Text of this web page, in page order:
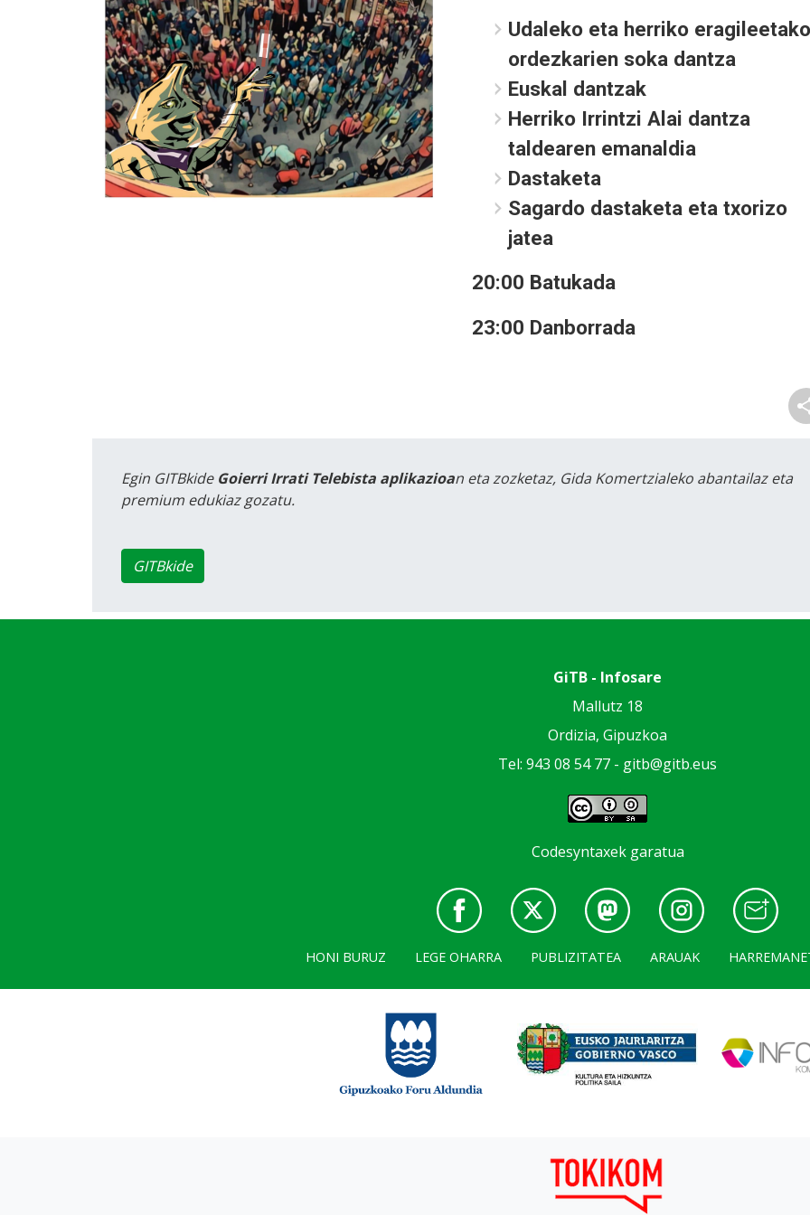
Udaleko eta herriko eragileetako
ordezkarien soka dantza
Euskal dantzak
Herriko Irrintzi Alai dantza
taldearen emanaldia
Dastaketa
Sagardo dastaketa eta txorizo
jatea
20:00 Batukada
23:00 Danborrada
Egin GITBkide Goierri Irrati Telebista aplikazioan eta zozketaz, Gida Komertzialeko abantailaz eta
premium edukiaz gozatu.
GITBkide
GiTB - Infosare
Mallutz 18
Ordizia, Gipuzkoa
Tel: 943 08 54 77 - gitb@gitb.eus
Codesyntaxek garatua
HONI BURUZ LEGE OHARRA PUBLIZITATEA ARAUAK